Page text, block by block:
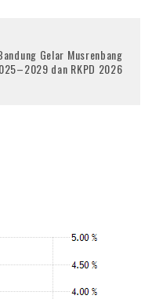
Gelar Musrenbang
dan RKPD 2026